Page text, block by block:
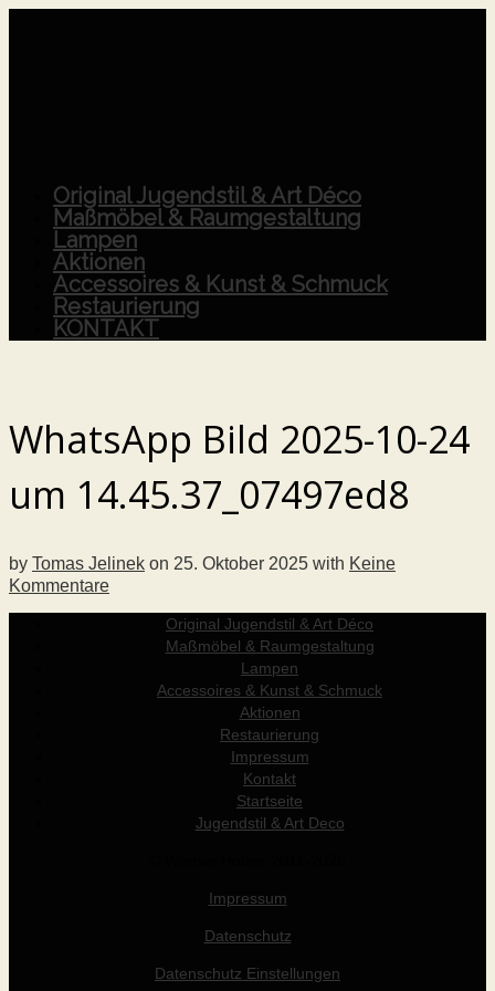
Original Jugendstil & Art Déco
Maßmöbel & Raumgestaltung
Lampen
Aktionen
Accessoires & Kunst & Schmuck
Restaurierung
KONTAKT
WhatsApp Bild 2025-10-24
um 14.45.37_07497ed8
by Tomas Jelinek on 25. Oktober 2025 with Keine
Kommentare
Original Jugendstil & Art Déco
Maßmöbel & Raumgestaltung
Lampen
Accessoires & Kunst & Schmuck
Aktionen
Restaurierung
Impressum
Kontakt
Startseite
Jugendstil & Art Deco
Impressum
Datenschutz
Datenschutz Einstellungen